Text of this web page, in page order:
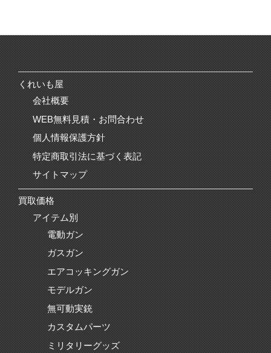
くれいも屋
会社概要
WEB無料見積・お問合わせ
個人情報保護方針
特定商取引法に基づく表記
サイトマップ
買取価格
アイテム別
電動ガン
ガスガン
エアコッキングガン
モデルガン
無可動実銃
カスタムパーツ
ミリタリーグッズ